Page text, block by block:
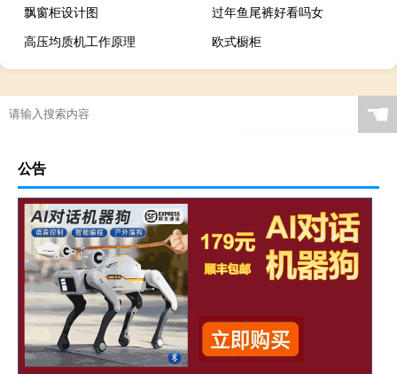
飘窗柜设计图
过年鱼尾裤好看吗女
高压均质机工作原理
欧式橱柜
☚
公告